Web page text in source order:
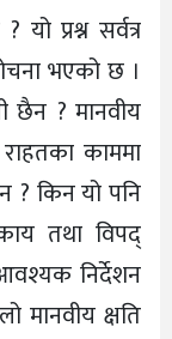
प्रश्न सर्वत्र
भएको छ ।
छैन ? मानवीय
काममा
? किन यो पनि
तथा विपद्
निर्देशन
क्षति